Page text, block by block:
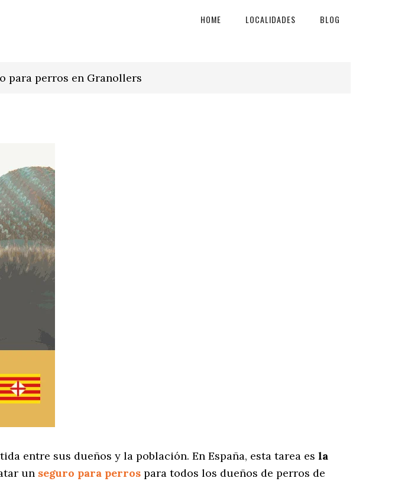
HOME LOCALIDADES BLOG
para perros en Granollers
entre sus dueños y la población. En España, esta tarea es la
un seguro para perros para todos los dueños de perros de